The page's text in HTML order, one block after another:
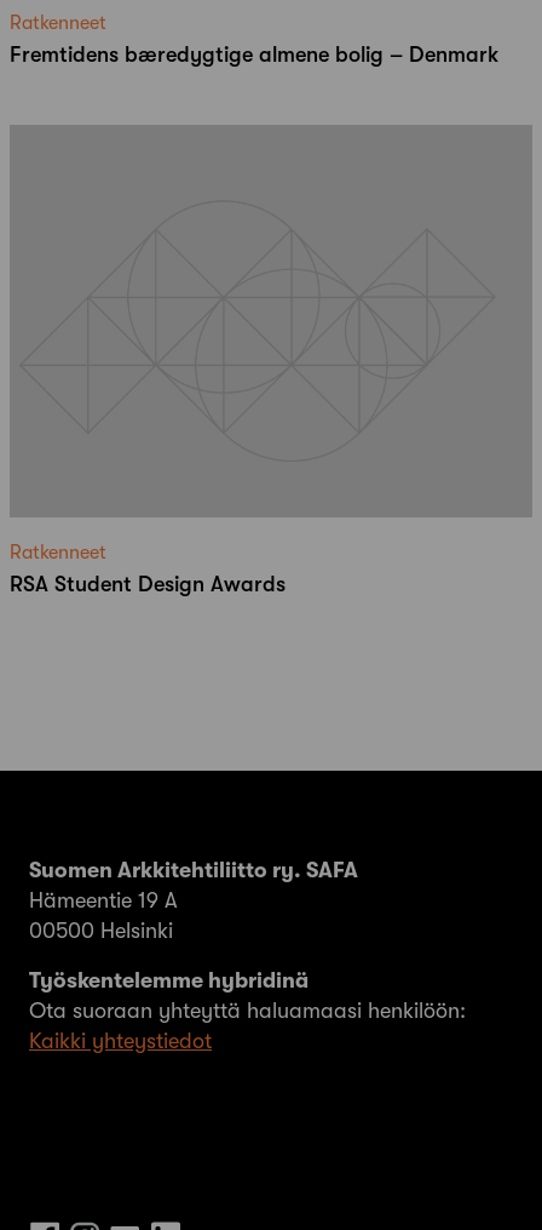
Ratkenneet
Fremtidens bæredygtige almene bolig – Denmark
Ratkenneet
RSA Student Design Awards
Suomen Arkkitehtiliitto ry. SAFA
Hämeentie 19 A
00500 Helsinki
Työskentelemme hybridinä
Ota suoraan yhteyttä haluamaasi henkilöön:
Kaikki yhteystiedot